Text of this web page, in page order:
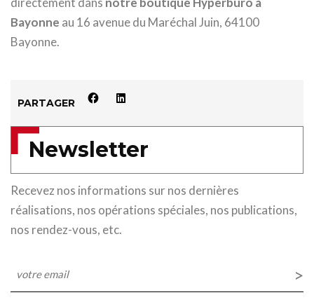
Bayonne au 16 avenue du Maréchal Juin, 64100
Bayonne.
PARTAGER
Newsletter
Recevez nos informations sur nos dernières
réalisations, nos opérations spéciales, nos publications,
nos rendez-vous, etc.
mail